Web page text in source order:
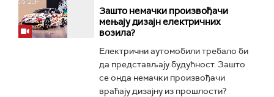
Зашто немачки произвођачи
мењају дизајн електричних
возила?
Електрични аутомобили требало би
да представљају будућност. Зашто
се онда немачки произвођачи
враћају дизајну из прошлости?